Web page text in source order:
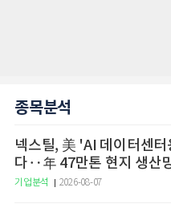
종목분석
넥스틸, 美 'AI 데이터센
다‥年 47만톤 현지 생산
기업분석 2026-08-07